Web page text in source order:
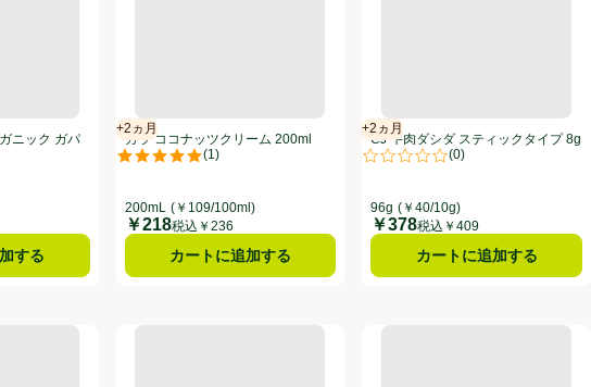
証：2ヵ月
で5点中5.0点。
ニック ガパ
する
+2ヵ月
賞味・消費期限保証：2ヵ月
(1)
評価は1件のレビューで5点中5.0点。
カラ ココナッツクリーム 200ml
200mL (￥109/100ml)
価格
￥218税込￥236
カートに追加する
+2ヵ月
賞味・消費期限保証：2ヵ月
(0)
評価は0件のレビューで5点中0.0
CJ 牛肉ダシダ スティックタイプ 8g
x 12本入
96g (￥40/10g)
価格
￥378税込￥409
カートに追加する
ト 202g
ーガニック エキストラバージンココナッツオイル 416g
アルチェネロ 有機エクストラヴァージンオリーブオイル フルッタ
ファルキオーニ EXVオリーブ